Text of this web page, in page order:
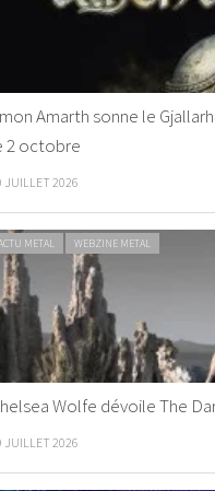
Amarth sonne le
2 octobre
JUILLET 2026
METAL WEBZINE METAL
Wolfe dévoile The
JUILLET 2026